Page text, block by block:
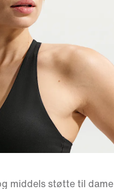
middels støtte til dame